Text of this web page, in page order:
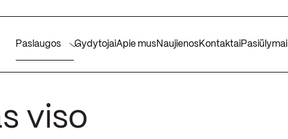
Paslaugos GydytojaiApie musNaujienosKontaktaiPasiūlymai
viso